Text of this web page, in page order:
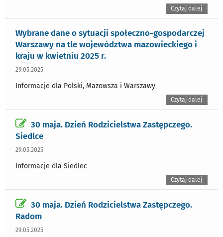
Czytaj dalej
Wybrane dane o sytuacji społeczno-gospodarczej
Warszawy na tle województwa mazowieckiego i
kraju w kwietniu 2025 r.
29.05.2025
Informacje dla Polski, Mazowsza i Warszawy
Czytaj dalej
30 maja. Dzień Rodzicielstwa Zastępczego.
Siedlce
29.05.2025
Informacje dla Siedlec
Czytaj dalej
30 maja. Dzień Rodzicielstwa Zastępczego.
Radom
29.05.2025